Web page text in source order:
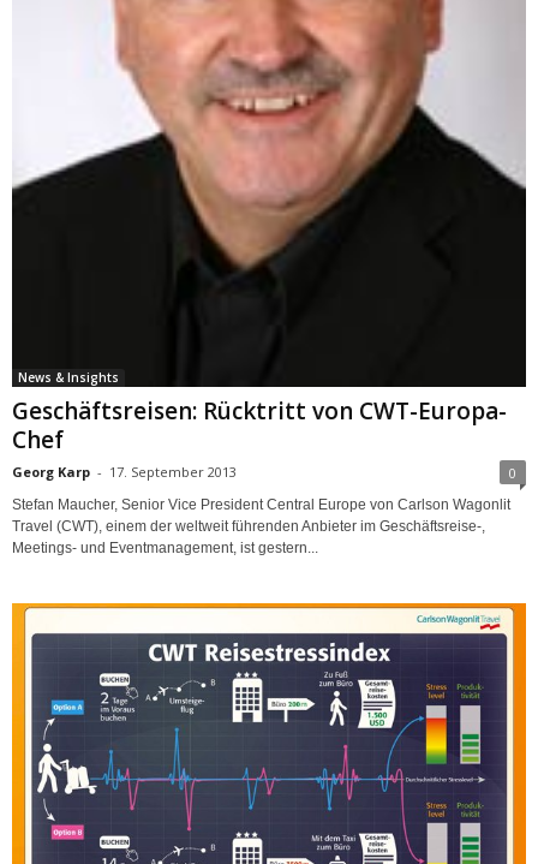
News & Insights
Geschäftsreisen: Rücktritt von CWT-Europa-
Chef
Georg Karp - 17. September 2013 0
Stefan Maucher, Senior Vice President Central Europe von Carlson Wagonlit
Travel (CWT), einem der weltweit führenden Anbieter im Geschäftsreise-,
Meetings- und Eventmanagement, ist gestern...